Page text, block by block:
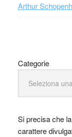
Arthur
Categorie
Si precisa che
carattere